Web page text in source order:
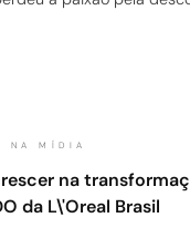
NA MÍDIA
na
da L\'Oreal Brasil